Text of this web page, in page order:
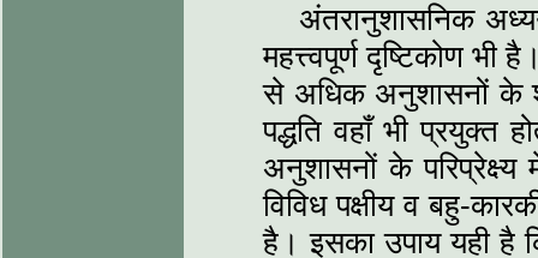
अंतरानुशासनिक
महत्त्वपूर्ण दृष्टिकोण भी
से अधिक अनुशासनों के
पद्धति वहाँ भी प्रयुक्त
अनुशासनों के
विविध पक्षीय व बहु-
है। इसका उपाय यही है